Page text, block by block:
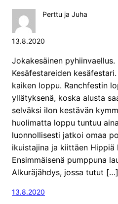
Perttu ja Juha
13.8.2020
Jokakesäinen
Kesäfestareiden
kaiken loppu. Ranchfestin
yllätyksenä, koska alusta
selväksi ilon kestävän
huolimatta loppu tuntuu
luonnollisesti jatkoi omaa
ikuistajina ja kiittäen Hippiä
Ensimmäisenä pumppuna
Alkuräjähdys, jossa tutut […]
13.8.2020